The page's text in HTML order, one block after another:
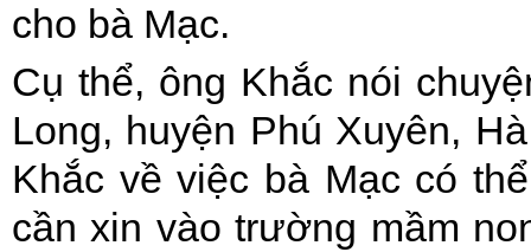
cho bà Mạc.
Cụ thể, ông Khắc nói
Long, huyện Phú Xuyên,
Khắc về việc bà Mạc có
cần xin vào trường mầm